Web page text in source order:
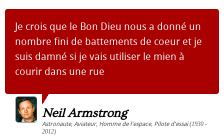
Je crois que le Bon Dieu nous a donné un
nombre fini de battements de coeur et je
suis damné si je vais utiliser le mien à
courir dans une rue
Neil Armstrong
Astronaute, Aviateur, Homme de l'espace, Pilote d'essai(1930 -
2012)